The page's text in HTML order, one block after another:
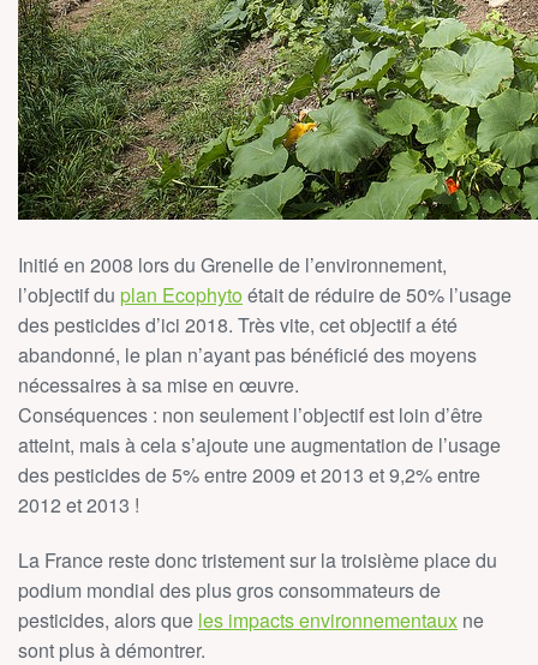
Initié en 2008 lors du Grenelle de l’environnement,
l’objectif du plan Ecophytoétait de réduire de 50% l’usage
des pesticides d’ici 2018. Très vite, cet objectif a été
abandonné, le plan n’ayant pas bénéficié des moyens
nécessaires à sa mise en œuvre.
Conséquences : non seulement l’objectif est loin d’être
atteint, mais à cela s’ajoute une augmentation de l’usage
des pesticides de 5% entre 2009 et 2013 et 9,2% entre
2012 et 2013 !
La France reste donc tristement sur la troisième place du
podium mondial des plus gros consommateurs de
pesticides, alors que les impacts environnementaux ne
sont plus à démontrer.